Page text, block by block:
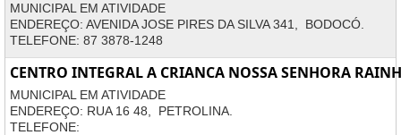
MUNICIPAL EM ATIVIDADE
ENDEREÇO: AVENIDA JOSE PIRES DA SILVA 341, BODOCÓ.
TELEFONE: 87 3878-1248
CENTRO INTEGRAL A CRIANCA NOSSA SENHORA
MUNICIPAL EM ATIVIDADE
ENDEREÇO: RUA 16 48, PETROLINA.
TELEFONE: